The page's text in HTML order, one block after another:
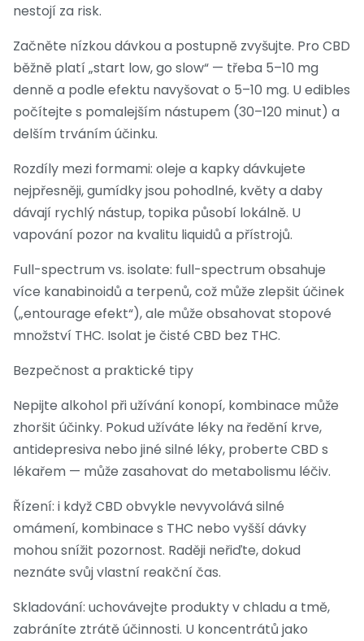
nestojí za risk.
Začněte nízkou dávkou a postupně zvyšujte. Pro CBD
běžně platí „start low, go slow“ — třeba 5–10 mg
denně a podle efektu navyšovat o 5–10 mg. U edibles
počítejte s pomalejším nástupem (30–120 minut) a
delším trváním účinku.
Rozdíly mezi formami: oleje a kapky dávkujete
nejpřesněji, gumídky jsou pohodlné, květy a daby
dávají rychlý nástup, topika působí lokálně. U
vapování pozor na kvalitu liquidů a přístrojů.
Full-spectrum vs. isolate: full-spectrum obsahuje
více kanabinoidů a terpenů, což může zlepšit účinek
(„entourage efekt“), ale může obsahovat stopové
množství THC. Isolat je čisté CBD bez THC.
Bezpečnost a praktické tipy
Nepijte alkohol při užívání konopí, kombinace může
zhoršit účinky. Pokud užíváte léky na ředění krve,
antidepresiva nebo jiné silné léky, proberte CBD s
lékařem — může zasahovat do metabolismu léčiv.
Řízení: i když CBD obvykle nevyvolává silné
omámení, kombinace s THC nebo vyšší dávky
mohou snížit pozornost. Raději neřiďte, dokud
neznáte svůj vlastní reakční čas.
Skladování: uchovávejte produkty v chladu a tmě,
zabráníte ztrátě účinnosti. U koncentrátů jako